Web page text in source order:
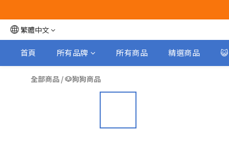
繁體中文
首頁 所有品牌 所有商品 精選商品
全部商品 /🐶狗狗商品